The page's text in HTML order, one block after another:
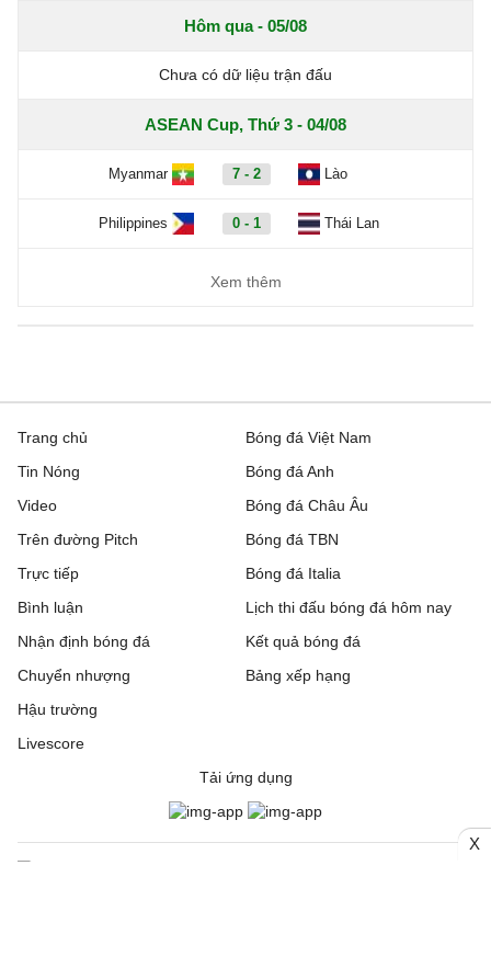
Hôm qua - 05/08
Chưa có dữ liệu trận đấu
ASEAN Cup, Thứ 3 - 04/08
Myanmar 7 - 2 Lào
Philippines 0 - 1 Thái Lan
Xem thêm
Trang chủ
Tin Nóng
Video
Trên đường Pitch
Trực tiếp
Bóng đá Việt Nam
Bóng đá Anh
Bóng đá Châu Âu
Bóng đá TBN
Bóng đá Italia
Bình luận
Nhận định bóng đá
Chuyển nhượng
Hậu trường
Livescore
Lịch thi đấu bóng đá hôm nay
Kết quả bóng đá
Bảng xếp hạng
Tải ứng dụng
X